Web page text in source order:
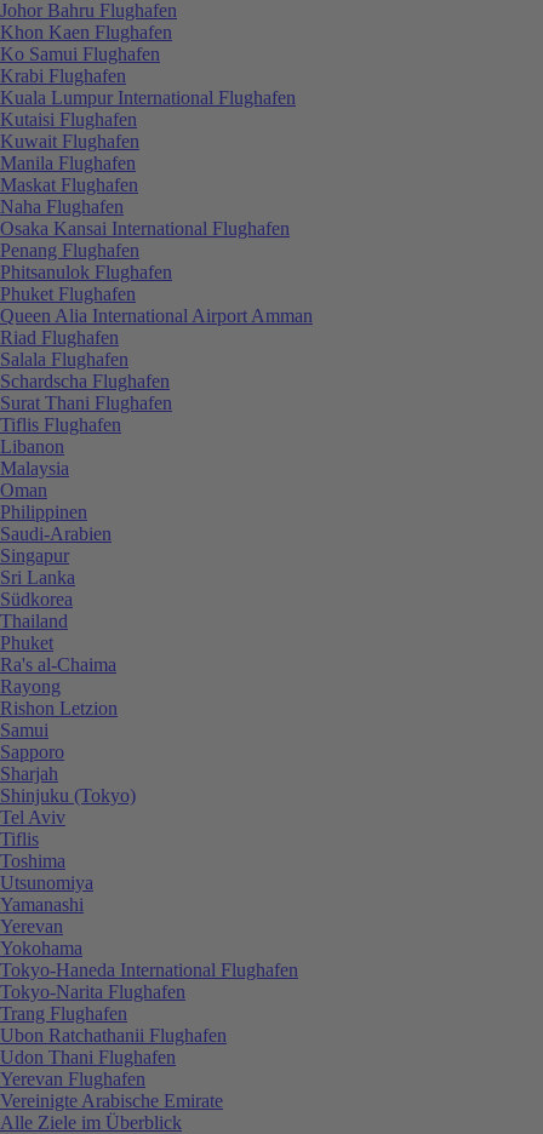
Johor Bahru Flughafen
Khon Kaen Flughafen
Ko Samui Flughafen
Krabi Flughafen
Kuala Lumpur International Flughafen
Kutaisi Flughafen
Kuwait Flughafen
Manila Flughafen
Maskat Flughafen
Naha Flughafen
Osaka Kansai International Flughafen
Penang Flughafen
Phitsanulok Flughafen
Phuket Flughafen
Queen Alia International Airport Amman
Riad Flughafen
Salala Flughafen
Schardscha Flughafen
Surat Thani Flughafen
Tiflis Flughafen
Libanon
Malaysia
Oman
Philippinen
Saudi-Arabien
Singapur
Sri Lanka
Südkorea
Thailand
Phuket
Ra's al-Chaima
Rayong
Rishon Letzion
Samui
Sapporo
Sharjah
Shinjuku (Tokyo)
Tel Aviv
Tiflis
Toshima
Utsunomiya
Yamanashi
Yerevan
Yokohama
Tokyo-Haneda International Flughafen
Tokyo-Narita Flughafen
Trang Flughafen
Ubon Ratchathanii Flughafen
Udon Thani Flughafen
Yerevan Flughafen
Vereinigte Arabische Emirate
Alle Ziele im Überblick